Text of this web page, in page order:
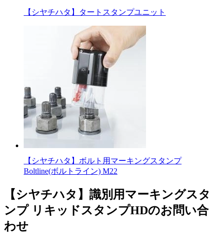
【シヤチハタ】タートスタンプユニット
【シヤチハタ】ボルト用マーキングスタンプ
Boltline(ボルトライン) M22
【シヤチハタ】識別用マーキングスタ
ンプ リキッドスタンプHDのお問い合
わせ